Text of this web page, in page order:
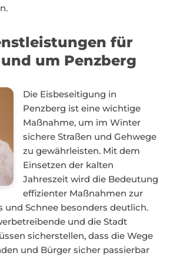
für
um Penzberg
Die Eisbeseitigung in
Penzberg ist eine wichtige
Maßnahme, um im Winter
sichere Straßen und Gehwege
zu gewährleisten. Mit dem
Einsetzen der kalten
Jahreszeit wird die Bedeutung
effizienter Maßnahmen zur
und Schnee besonders deutlich.
und die Stadt
sicherstellen, dass die Wege
und Bürger sicher passierbar